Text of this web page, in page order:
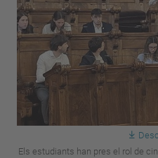
Els estudiants han pres el rol de